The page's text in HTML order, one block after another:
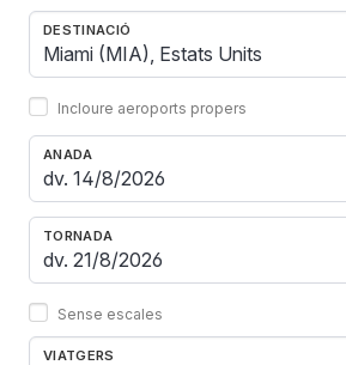
DESTINACIÓ
Incloure aeroports propers
ANADA
TORNADA
Sense escales
VIATGERS